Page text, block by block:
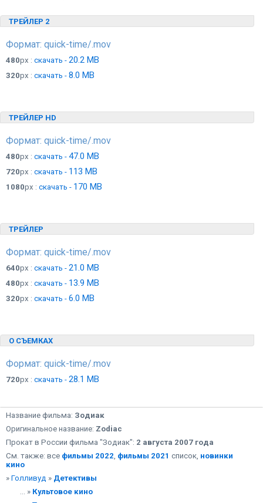
ТРЕЙЛЕР 2
Формат: quick-time/.mov
480px : скачать - 20.2 MB
320px : скачать - 8.0 MB
ТРЕЙЛЕР HD
Формат: quick-time/.mov
480px : скачать - 47.0 MB
720px : скачать - 113 MB
1080px : скачать - 170 MB
ТРЕЙЛЕР
Формат: quick-time/.mov
640px : скачать - 21.0 MB
480px : скачать - 13.9 MB
320px : скачать - 6.0 MB
О СЪЕМКАХ
Формат: quick-time/.mov
720px : скачать - 28.1 MB
Название фильма: Зодиак
Оригинальное название: Zodiac
Прокат в России фильма "Зодиак": 2 августа 2007 года
См. также: все фильмы 2022, фильмы 2021 список, новинки
кино
» Голливуд » Детективы
... » Культовое кино